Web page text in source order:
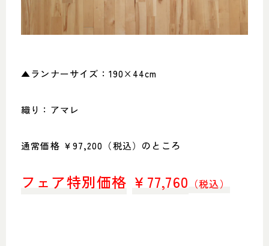
▲ランナーサイズ：190×44cm
織り：アマレ
通常価格 ￥97,200（税込）のところ
フェア特別価格 ￥ 77,760 （税込）